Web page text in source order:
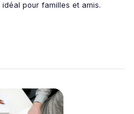
pour familles et amis.